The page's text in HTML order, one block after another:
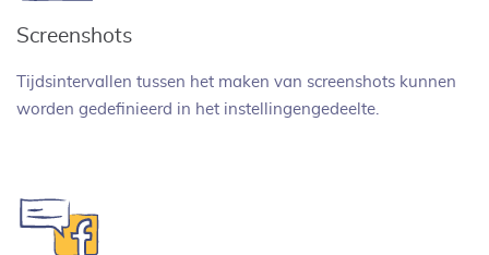
Screenshots
Tijdsintervallen tussen het maken van screenshots kunnen
worden gedefinieerd in het instellingengedeelte.